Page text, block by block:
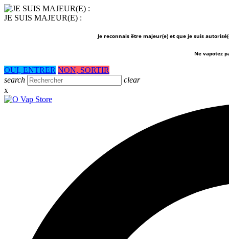
JE SUIS MAJEUR(E) :
Je reconnais être majeur(e) et que je suis
Ne vapotez
OUI, ENTRER NON, SORTIR
search
clear
x